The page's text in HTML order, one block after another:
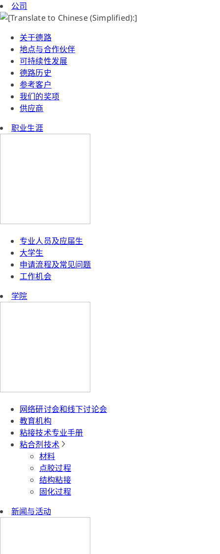
公司
关于德路
地点与合作伙伴
可持续性发展
德路历史
参考客户
我们的奖项
供应商
职业生涯
专业人员及应届生
大学生
申请流程及常见问题
工作机会
学院
网络研讨会和线下讨论会
教育机构
粘接技术专业手册
粘合剂技术
材料
点胶过程
结构粘接
固化过程
新闻与活动